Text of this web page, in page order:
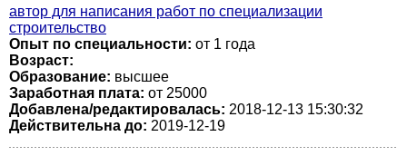
автор для написания работ по специализации
строительство
Опыт по специальности: от 1 года
Возраст:
Образование: высшее
Заработная плата: от 25000
Добавлена/редактировалась: 2018-12-13 15:30:32
Действительна до: 2019-12-19